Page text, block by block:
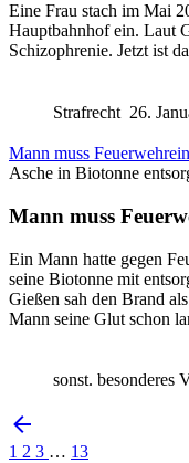
Eine Frau stach im Mai
Hauptbahnhof ein. Laut
Schizophrenie. Jetzt ist
Strafrecht 26.
Mann muss
Asche in Biotonne
Mann muss
Ein Mann hatte gegen
seine Biotonne mit
Gießen sah den Brand
Mann seine Glut schon
sonst. besonderes
1 2 3 … 13